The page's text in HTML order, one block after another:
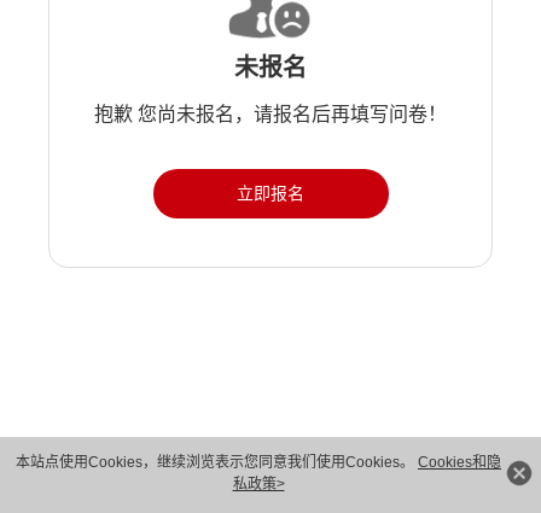
本站点使用Cookies，继续浏览表示您同意我们使用Cookies。 Cookies和隐
私政策>
未报名
抱歉 您尚未报名，请报名后再填写问卷！
立即报名
版权所有 © 华为技术有限公司 1998-2026。 保留一切权利。粤A2-20044005号
隐私保护
法律声明